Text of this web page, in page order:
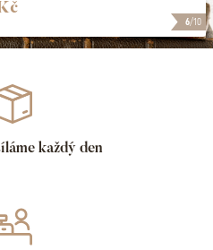
6/10
každý den